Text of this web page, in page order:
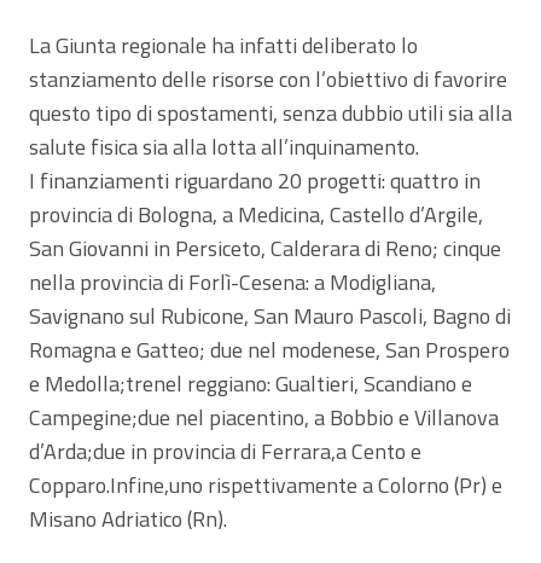
La Giunta regionale ha infatti deliberato lo
stanziamento delle risorse con l’obiettivo di favorire
questo tipo di spostamenti, senza dubbio utili sia alla
salute fisica sia alla lotta all’inquinamento.
I finanziamenti riguardano 20 progetti: quattro in
provincia di Bologna, a Medicina, Castello d’Argile,
San Giovanni in Persiceto, Calderara di Reno; cinque
nella provincia di Forlì-Cesena: a Modigliana,
Savignano sul Rubicone, San Mauro Pascoli, Bagno di
Romagna e Gatteo; due nel modenese, San Prospero
e Medolla;trenel reggiano: Gualtieri, Scandiano e
Campegine;due nel piacentino, a Bobbio e Villanova
d’Arda;due in provincia di Ferrara,a Cento e
Copparo.Infine,uno rispettivamente a Colorno (Pr) e
Misano Adriatico (Rn).